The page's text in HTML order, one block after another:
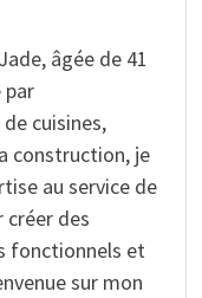
âgée de 41
par
cuisines,
construction, je
au service de
créer des
fonctionnels et
sur mon